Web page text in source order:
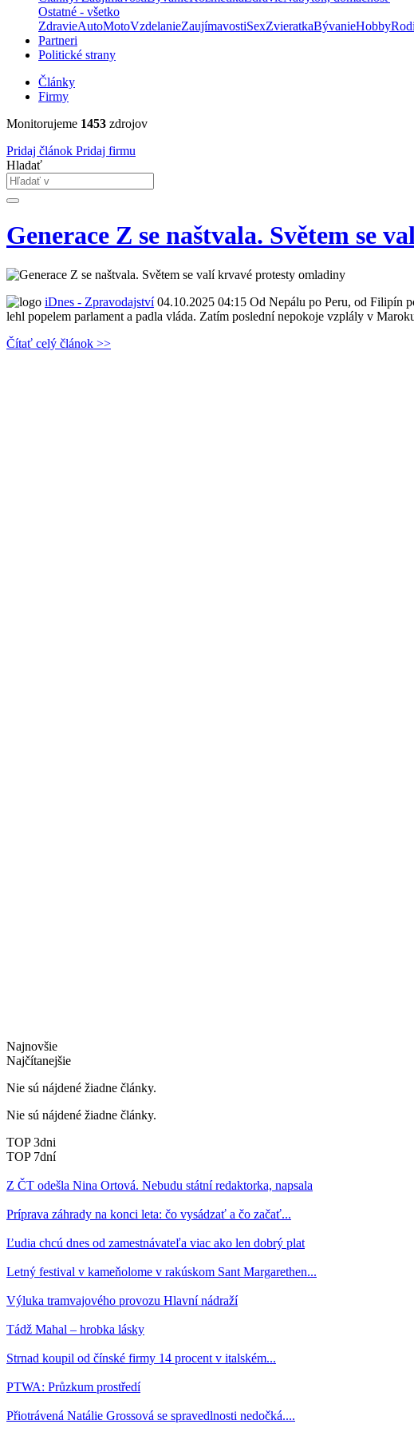
Ostatné - všetko
ZdravieAutoMotoVzdelanieZaujímavostiSexZvieratkaBývanieHobby
Partneri
Politické strany
Články
Firmy
Monitorujeme 1453 zdrojov
Pridaj článok Pridaj firmu
Hladať
Generace Z se naštvala. Světem se
iDnes - Zpravodajství 04.10.2025 04:15 Od Nepálu po Peru, od Filipín
lehl popelem parlament a padla vláda. Zatím poslední nepokoje vzplály v
Čítať celý článok >>
Najnovšie
Najčítanejšie
Nie sú nájdené žiadne články.
Nie sú nájdené žiadne články.
TOP 3dni
TOP 7dní
Z ČT odešla Nina Ortová. Nebudu státní redaktorka, napsala
Príprava záhrady na konci leta: čo vysádzať a čo začať...
Ľudia chcú dnes od zamestnávateľa viac ako len dobrý plat
Letný festival v kameňolome v rakúskom Sant Margarethen...
Výluka tramvajového provozu Hlavní nádraží
Tádž Mahal – hrobka lásky
Strnad koupil od čínské firmy 14 procent v italském...
PTWA: Průzkum prostředí
Přiotrávená Natálie Grossová se spravedlnosti nedočká....